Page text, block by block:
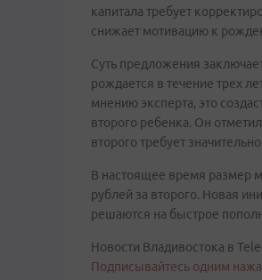
капитала требует
снижает мотивацию к
Суть предложения
рождается в течение трех
мнению эксперта, это
второго ребенка. Он
второго требует
В настоящее время размер
рублей за второго. Новая
решаются на быстрое
Новости Владивостока в
Подписывайтесь одним